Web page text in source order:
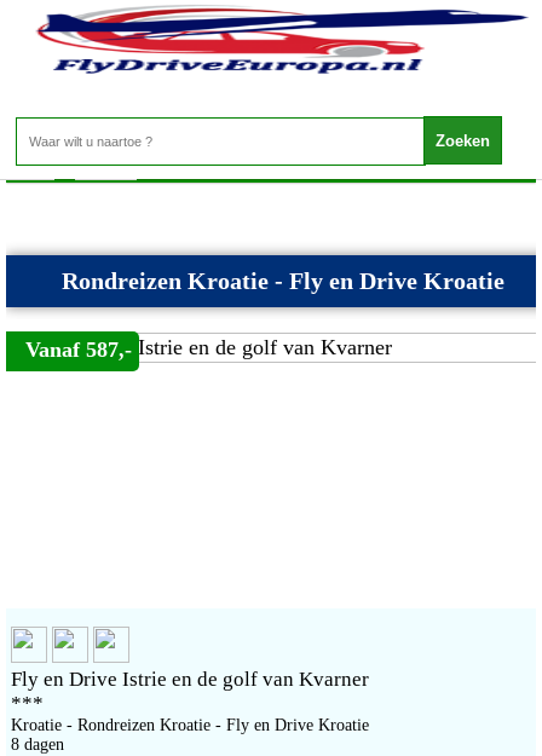
Kroatie - Rondreizen Kroatie
Home>Kroatie>Rondreizen Kroatie
Rondreizen Kroatie - Fly en Drive Kroatie
Vanaf 587,-
Fly en Drive Istrie en de golf van Kvarner
***
Kroatie - Rondreizen Kroatie - Fly en Drive Kroatie
8 dagen